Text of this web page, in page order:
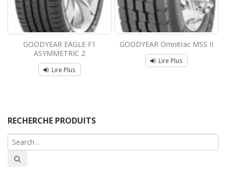
GOODYEAR EAGLE F1
ASYMMETRIC 2
Lire Plus
GOODYEAR Omnitrac MSS II
Lire Plus
RECHERCHE PRODUITS